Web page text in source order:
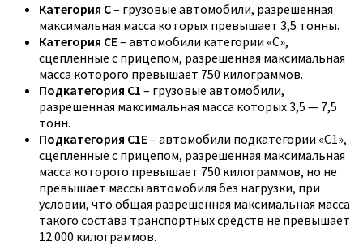
Категория C– грузовые автомобили, разрешенная
максимальная масса которых превышает 3,5 тонны.
Категория CE– автомобили категории «С»,
сцепленные с прицепом, разрешенная максимальная
масса которого превышает 750 килограммов.
Подкатегория C1 – грузовые автомобили,
разрешенная максимальная масса которых 3,5 — 7,5
тонн.
Подкатегория C1E– автомобили подкатегории «С1»,
сцепленные с прицепом, разрешенная максимальная
масса которого превышает 750 килограммов, но не
превышает массы автомобиля без нагрузки, при
условии, что общая разрешенная максимальная масса
такого состава транспортных средств не превышает
12 000 килограммов.